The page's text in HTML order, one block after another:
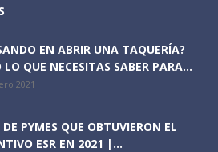
EN ABRIR UNA TAQUERÍA?
LO QUE NECESITAS SABER PARA...
2021
PYMES QUE OBTUVIERON EL
ESR EN 2021 |...